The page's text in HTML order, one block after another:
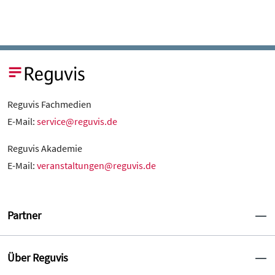
Reguvis Fachmedien
E-Mail: service@reguvis.de
Reguvis Akademie
E-Mail: veranstaltungen@reguvis.de
Partner
Über Reguvis